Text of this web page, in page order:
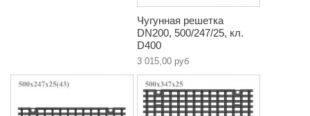
Чугунная решетка
DN200, 500/247/25, кл.
D400
3 015,00 руб